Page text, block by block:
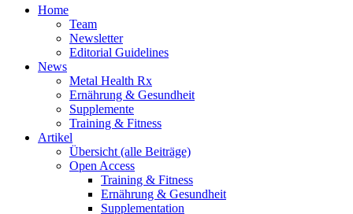
Home
Team
Newsletter
Editorial Guidelines
News
Metal Health Rx
Ernährung & Gesundheit
Supplemente
Training & Fitness
Artikel
Übersicht (alle Beiträge)
Open Access
Training & Fitness
Ernährung & Gesundheit
Supplementation